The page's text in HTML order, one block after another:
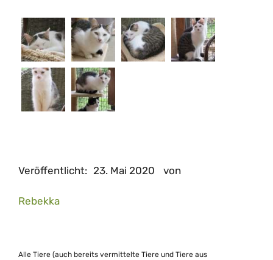
Veröffentlicht: 23. Mai 2020 von
Rebekka
Alle Tiere (auch bereits vermittelte Tiere und Tiere aus